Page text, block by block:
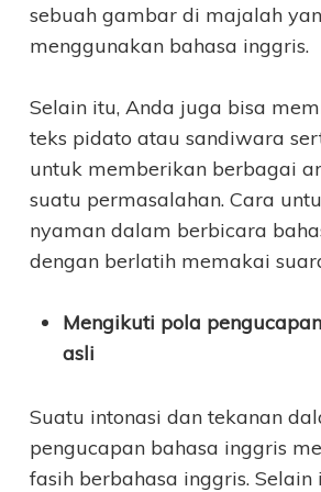
sebuah gambar di majalah
menggunakan bahasa inggris.
Selain itu, Anda juga bisa
teks pidato atau sandiwara
untuk memberikan berbagai
suatu permasalahan. Cara
nyaman dalam berbicara
dengan berlatih memakai
Mengikuti pola
asli
Suatu intonasi dan tekanan
pengucapan bahasa inggris
fasih berbahasa inggris.